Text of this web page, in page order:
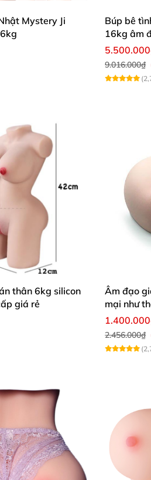
cao lý tưởng 1m58 và vóc
của người thật
hút mắt.
tiết trên cơ thể được chế tác
Mystery Ji
Búp bê
16kg âm
khung
9.016.000₫
thân 6kg silicon
giá rẻ
Âm đạo
mại như
2.456.000₫